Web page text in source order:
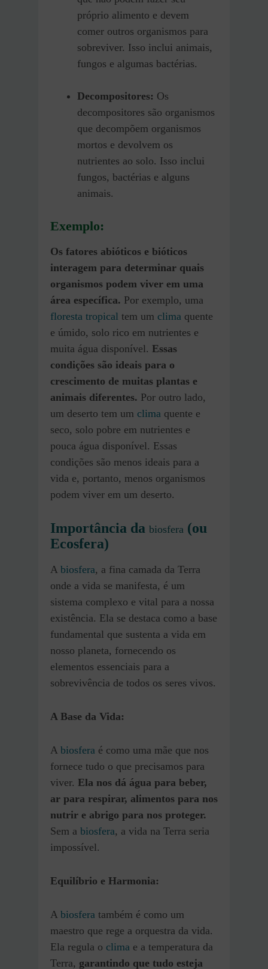
próprio alimento e devem
comer outros organismos para
sobreviver. Isso inclui animais,
fungos e algumas bactérias.
Decompositores: Os
decompositores são organismos
que decompõem organismos
mortos e devolvem os
nutrientes ao solo. Isso inclui
fungos, bactérias e alguns
animais.
Exemplo:
Os fatores abióticos e bióticos
interagem para determinar quais
organismos podem viver em uma
área específica. Por exemplo, uma
floresta tropical tem um clima quente
e úmido, solo rico em nutrientes e
muita água disponível. Essas
condições são ideais para o
crescimento de muitas plantas e
animais diferentes. Por outro lado,
um deserto tem um clima quente e
seco, solo pobre em nutrientes e
pouca água disponível. Essas
condições são menos ideais para a
vida e, portanto, menos organismos
podem viver em um deserto.
Importância da biosfera (ou
Ecosfera)
A biosfera, a fina camada da Terra
onde a vida se manifesta, é um
sistema complexo e vital para a nossa
existência. Ela se destaca como a base
fundamental que sustenta a vida em
nosso planeta, fornecendo os
elementos essenciais para a
sobrevivência de todos os seres vivos.
A Base da Vida:
A biosfera é como uma mãe que nos
fornece tudo o que precisamos para
viver. Ela nos dá água para beber,
ar para respirar, alimentos para nos
nutrir e abrigo para nos proteger.
Sem a biosfera, a vida na Terra seria
impossível.
Equilíbrio e Harmonia:
A biosfera também é como um
maestro que rege a orquestra da vida.
Ela regula o clima e a temperatura da
Terra, garantindo que tudo esteja